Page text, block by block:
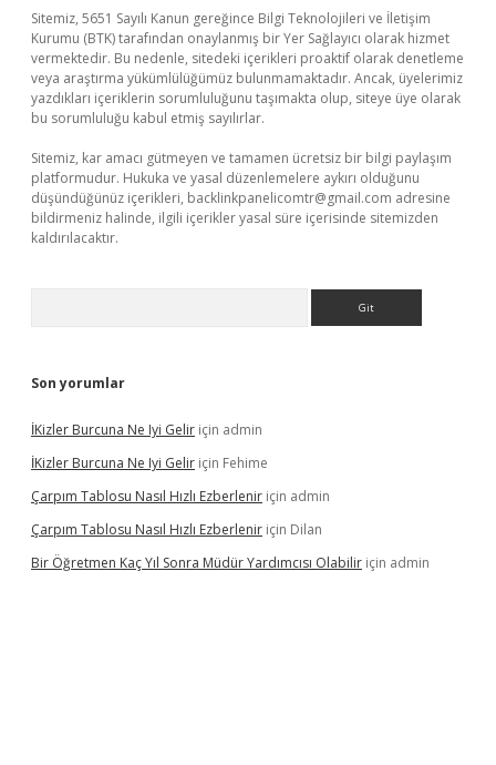
Sitemiz, 5651 Sayılı Kanun gereğince Bilgi Teknolojileri ve İletişim
Kurumu (BTK) tarafından onaylanmış bir Yer Sağlayıcı olarak hizmet
vermektedir. Bu nedenle, sitedeki içerikleri proaktif olarak denetleme
veya araştırma yükümlülüğümüz bulunmamaktadır. Ancak, üyelerimiz
yazdıkları içeriklerin sorumluluğunu taşımakta olup, siteye üye olarak
bu sorumluluğu kabul etmiş sayılırlar.
Sitemiz, kar amacı gütmeyen ve tamamen ücretsiz bir bilgi paylaşım
platformudur. Hukuka ve yasal düzenlemelere aykırı olduğunu
düşündüğünüz içerikleri, backlinkpanelicomtr@gmail.com adresine
bildirmeniz halinde, ilgili içerikler yasal süre içerisinde sitemizden
kaldırılacaktır.
Son yorumlar
İKizler Burcuna Ne Iyi Gelir için admin
İKizler Burcuna Ne Iyi Gelir için Fehime
Çarpım Tablosu Nasıl Hızlı Ezberlenir için admin
Çarpım Tablosu Nasıl Hızlı Ezberlenir için Dilan
Bir Öğretmen Kaç Yıl Sonra Müdür Yardımcısı Olabilir için admin